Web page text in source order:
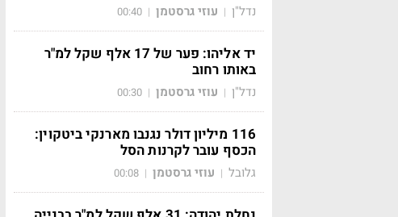
נדל"ן | עוזי גרסטמן |
00:40
יד אליהו: פער של 17 אלף שקל למ"ר
באותו רחוב
נדל"ן | עוזי גרסטמן |
00:30
116 מיליון דולר נגנבו מארנקי ביטקוין:
הכסף עובר לקרנות הסל
גלובל | עוזי גרסטמן |
00:08